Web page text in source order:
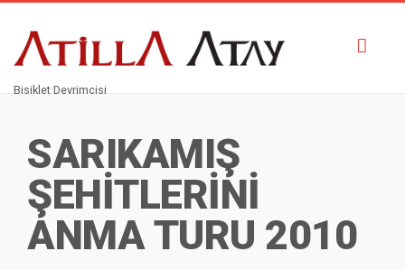
Bisiklet Devrimcisi
SARIKAMIŞ
ŞEHİTLERİNİ
ANMA TURU 2010